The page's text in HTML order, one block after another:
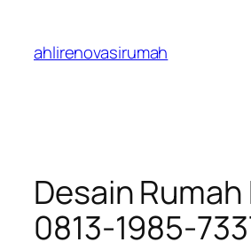
content
ahlirenovasirumah
Desain
0813-1985-